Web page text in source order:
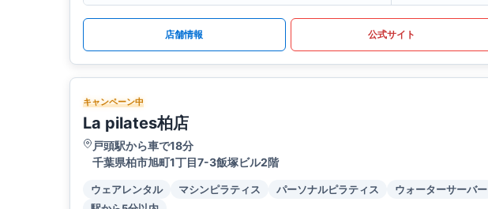
店舗情報 公式サイト
キャンペーン中
La pilates柏店
戸頭駅から車で18分
千葉県柏市旭町1丁目7-3飯塚ビル2階
ウェアレンタル マシンピラティス パーソナルピラティス
ウォーターサーバー